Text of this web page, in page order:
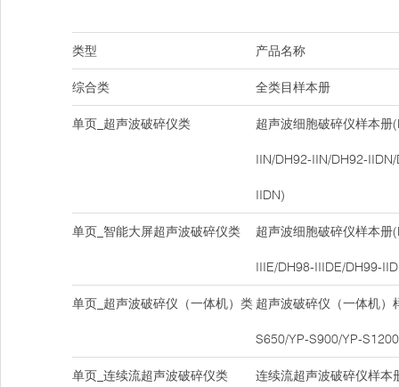
类型 产品名称
综合类 全类目样本册
单页_超声波破碎仪类 超声波细胞破碎仪样本册
IIN/DH92-IIN/DH92-
IIDN)
单页_智能大屏超声波破碎仪类 超声波细胞破碎仪样本册
IIIE/DH98-IIIDE/DH99-
单页_超声波破碎仪（一体机）类 超声波破碎仪（一体机）
S650/YP-S900/YP-
单页_连续流超声波破碎仪类 连续流超声波破碎仪样本